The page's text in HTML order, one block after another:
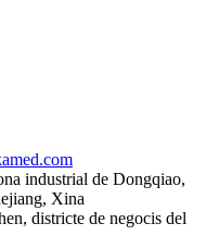
industrial de Dongqiao,
Xina
districte de negocis del